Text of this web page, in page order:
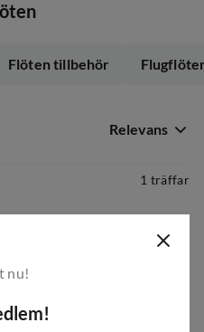
Flöten tillbehör
Relevans
1 träffar
nu!